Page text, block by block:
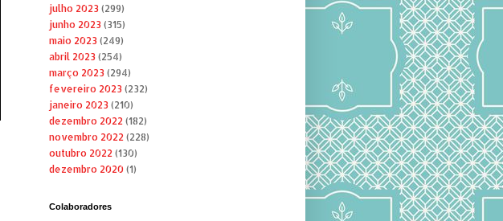
julho 2023(299)
junho 2023(315)
maio 2023(249)
abril 2023(254)
março 2023(294)
fevereiro 2023(232)
janeiro 2023(210)
dezembro 2022(182)
novembro 2022(228)
outubro 2022(130)
dezembro 2020(1)
Colaboradores